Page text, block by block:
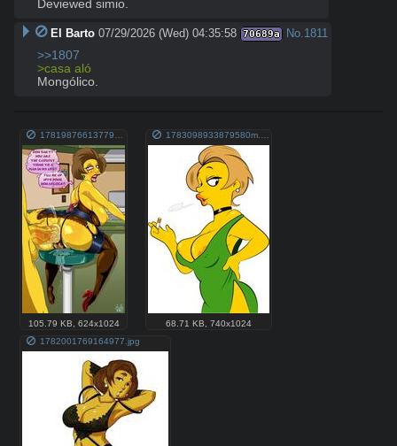
Deviewed simio.
El Barto 07/29/2026 (Wed) 04:35:58 70689a No. 1811
>>1807
>casa aló
Mongólico.
105.79 KB 624x1024 68.71 KB
740x1024
1782001769164977.jpg